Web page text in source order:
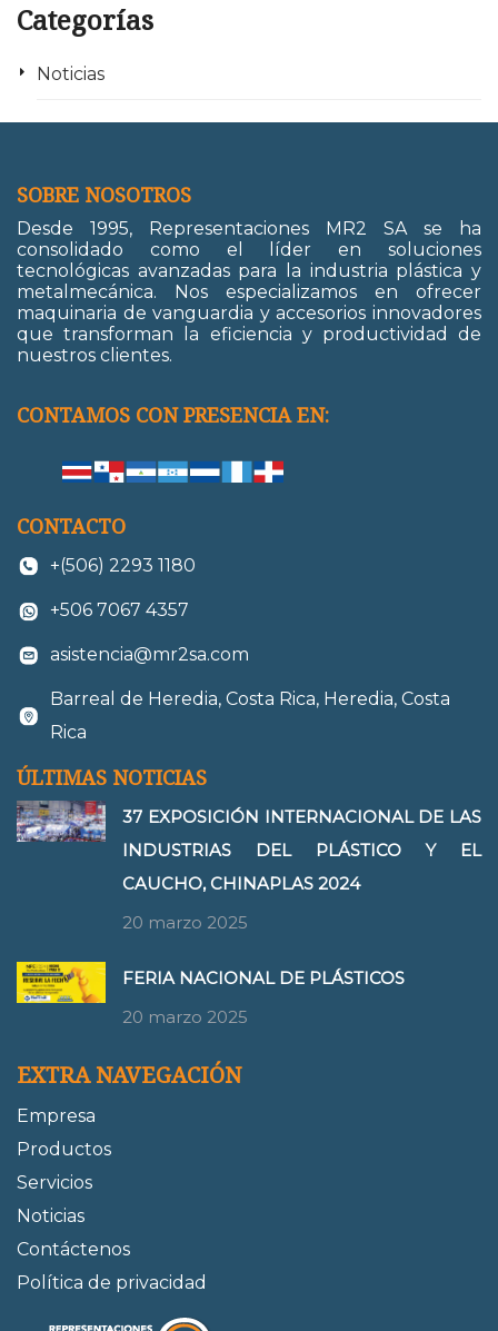
Categorías
Noticias
SOBRE NOSOTROS
Desde 1995, Representaciones MR2 SA se ha
consolidado como el líder en soluciones
tecnológicas avanzadas para la industria plástica y
metalmecánica. Nos especializamos en ofrecer
maquinaria de vanguardia y accesorios innovadores
que transforman la eficiencia y productividad de
nuestros clientes.
CONTAMOS CON PRESENCIA EN:
CONTACTO
+(506) 2293 1180
+506 7067 4357
asistencia@mr2sa.com
Barreal de Heredia, Costa Rica, Heredia, Costa
Rica
ÚLTIMAS NOTICIAS
37 EXPOSICIÓN INTERNACIONAL DE LAS
INDUSTRIAS DEL PLÁSTICO Y EL
CAUCHO, CHINAPLAS 2024
20 marzo 2025
FERIA NACIONAL DE PLÁSTICOS
20 marzo 2025
EXTRA NAVEGACIÓN
Empresa
Productos
Servicios
Noticias
Contáctenos
Política de privacidad